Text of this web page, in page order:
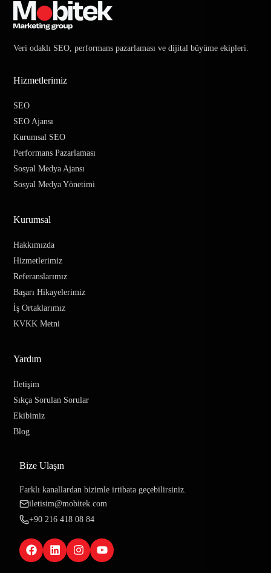
Veri odaklı SEO, performans pazarlaması ve dijital büyüme ekipleri.
Hizmetlerimiz
SEO
SEO Ajansı
Kurumsal SEO
Performans Pazarlaması
Sosyal Medya Ajansı
Sosyal Medya Yönetimi
Kurumsal
Hakkımızda
Hizmetlerimiz
Referanslarımız
Başarı Hikayelerimiz
İş Ortaklarımız
KVKK Metni
Yardım
İletişim
Sıkça Sorulan Sorular
Ekibimiz
Blog
Bize Ulaşın
Farklı kanallardan bizimle irtibata geçebilirsiniz.
iletisim@mobitek.com
+90 216 418 08 84